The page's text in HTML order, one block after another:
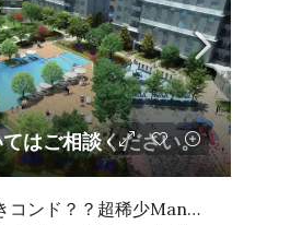
はご相談ください。
セブで庭付きコンド？？超稀少Mandanibay 庭付き２BRユニット Phase2 Tower1